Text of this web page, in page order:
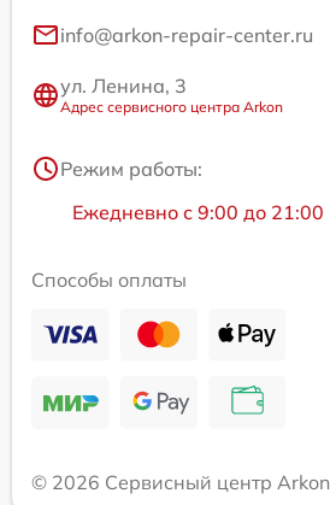
info@arkon-repair-center.ru
ул. Ленина, 3
Адрес сервисного центра Arkon
Режим работы:
Ежедневно с 9:00 до 21:00
Способы оплаты
© 2026 Сервисный центр Arkon